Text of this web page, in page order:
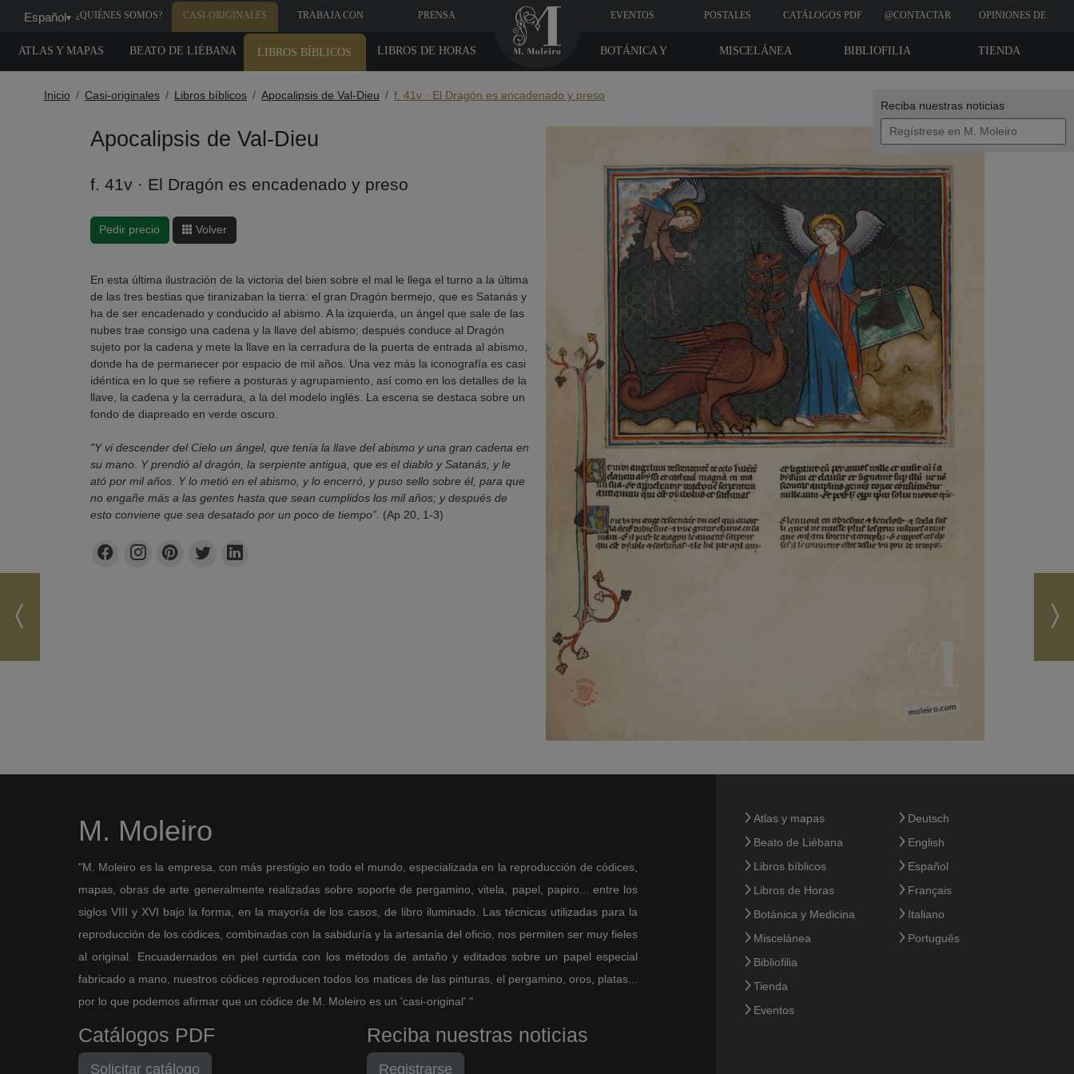
Reciba nuestras noticias
Español▾ ¿QUIÉNES SOMOS? CASI-ORIGINALES TRABAJA CON PRENSA EVENTOS POSTALES CATÁLOGOS PDF @CONTACTAR OPINIONES DE
ATLAS Y MAPAS BEATO DE LIÉBANA LIBROS BÍBLICOS LIBROS DE HORAS TIENDA
BIBLIOFILIA
MISCELÁNEA
BOTÁNICA Y
Inicio Casi-originales Libros bíblicos Apocalipsis de Val-Dieu f. 41v · El Dragón es encadenado y preso
Apocalipsis de Val-Dieu
f. 41v · El Dragón es encadenado y preso
Pedir precio Volver
En esta última ilustración de la victoria del bien sobre el mal le llega el turno a la última
de las tres bestias que tiranizaban la tierra: el gran Dragón bermejo, que es Satanás y
ha de ser encadenado y conducido al abismo. A la izquierda, un ángel que sale de las
nubes trae consigo una cadena y la llave del abismo; después conduce al Dragón
sujeto por la cadena y mete la llave en la cerradura de la puerta de entrada al abismo,
donde ha de permanecer por espacio de mil años. Una vez más la iconografía es casi
idéntica en lo que se refiere a posturas y agrupamiento, así como en los detalles de la
llave, la cadena y la cerradura, a la del modelo inglés. La escena se destaca sobre un
fondo de diapreado en verde oscuro.
“Y vi descender del Cielo un ángel, que tenía la llave del abismo y una gran cadena en
su mano. Y prendió al dragón, la serpiente antigua, que es el diablo y Satanás, y le
ató por mil años. Y lo metió en el abismo, y lo encerró, y puso sello sobre él, para que
no engañe más a las gentes hasta que sean cumplidos los mil años; y después de
esto conviene que sea desatado por un poco de tiempo”. (Ap 20, 1-3)
M. Moleiro
"M. Moleiro es la empresa, con más prestigio en todo el mundo, especializada en la reproducción de códices,
mapas, obras de arte generalmente realizadas sobre soporte de pergamino, vitela, papel, papiro... entre los
siglos VIII y XVI bajo la forma, en la mayoría de los casos, de libro iluminado. Las técnicas utilizadas para la
reproducción de los códices, combinadas con la sabiduría y la artesanía del oficio, nos permiten ser muy fieles
al original. Encuadernados en piel curtida con los métodos de antaño y editados sobre un papel especial
fabricado a mano, nuestros códices reproducen todos los matices de las pinturas, el pergamino, oros, platas...
por lo que podemos afirmar que un códice de M. Moleiro es un 'casi-original' "
Catálogos PDF
Solicitar catálogo
Reciba nuestras noticias
Registrarse
Atlas y mapas
Beato de Liébana
Libros bíblicos
Libros de Horas
Botánica y Medicina
Miscelánea
Bibliofilia
Tienda
Eventos
Deutsch
English
Español
Français
Italiano
Português